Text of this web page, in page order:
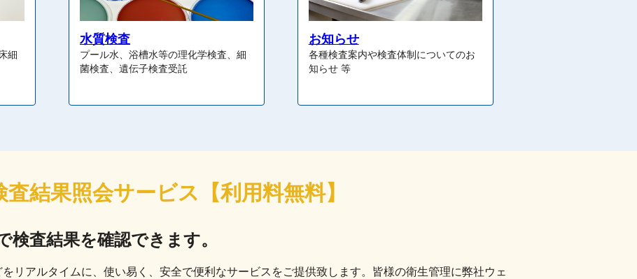
細
水質検査
プール水、浴槽水等の理化学検査、細
菌検査、遺伝子検査受託
お知らせ
各種検査案内や検査体制についてのお
知らせ 等
査結果照会サービス 【利用料無料】
検査結果を確認できます。
リアルタイムに、使い易く、安全で便利なサービスをご提供致します。皆様の衛生管理に弊社ウェ